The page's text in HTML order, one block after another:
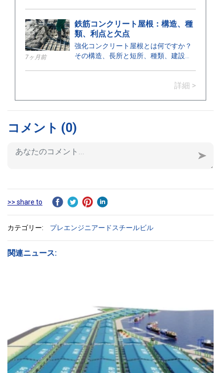
7ヶ月前
鉄筋コンクリート屋根：構造、種
類、利点と欠点
強化コンクリート屋根とは何ですか？
その構造、長所と短所、種類、建設に
詳細 >
コメント (0)
>> share to
カテゴリー: プレエンジニアードスチールビル
関連ニュース: